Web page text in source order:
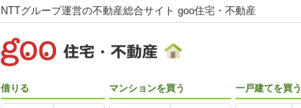
NTTグループ運営の不動産総合サイト goo住宅・不動産
借りる マンションを買う 一戸建てを買う